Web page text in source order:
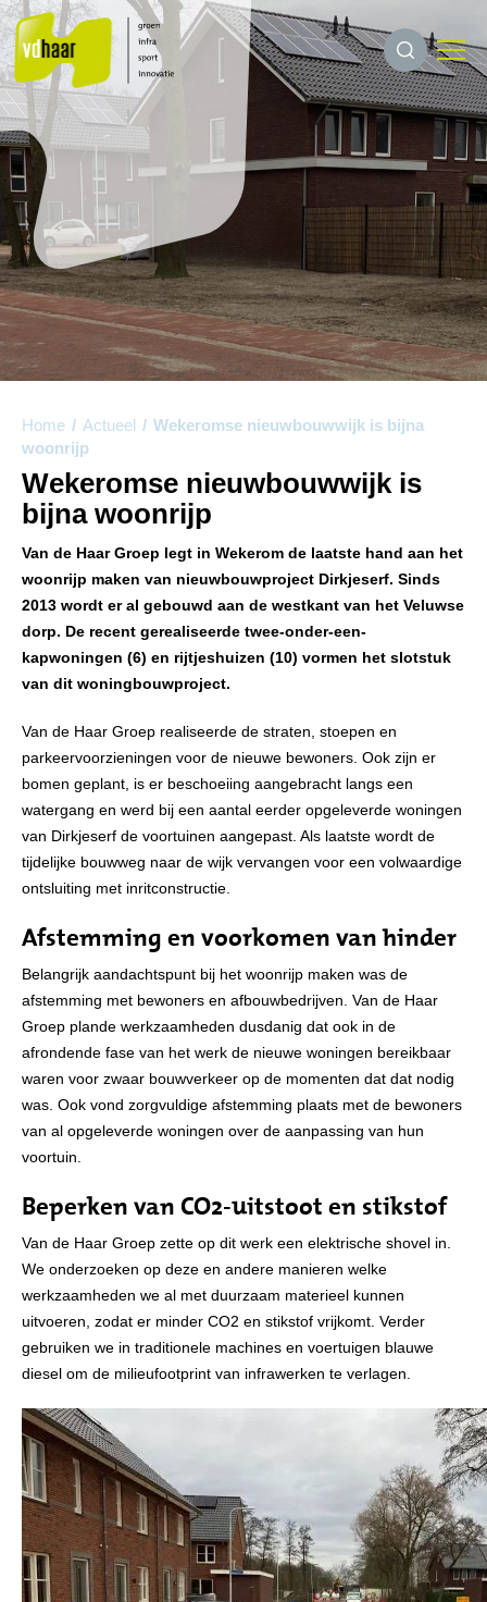
Home / Actueel / Wekeromse nieuwbouwwijk is bijna
woonrijp
Wekeromse nieuwbouwwijk is
bijna woonrijp
Van de Haar Groep legt in Wekerom de laatste hand aan het
woonrijp maken van nieuwbouwproject Dirkjeserf. Sinds
2013 wordt er al gebouwd aan de westkant van het Veluwse
dorp. De recent gerealiseerde twee-onder-een-
kapwoningen (6) en rijtjeshuizen (10) vormen het slotstuk
van dit woningbouwproject.
Van de Haar Groep realiseerde de straten, stoepen en
parkeervoorzieningen voor de nieuwe bewoners. Ook zijn er
bomen geplant, is er beschoeiing aangebracht langs een
watergang en werd bij een aantal eerder opgeleverde woningen
van Dirkjeserf de voortuinen aangepast. Als laatste wordt de
tijdelijke bouwweg naar de wijk vervangen voor een volwaardige
ontsluiting met inritconstructie.
Afstemming en voorkomen van hinder
Belangrijk aandachtspunt bij het woonrijp maken was de
afstemming met bewoners en afbouwbedrijven. Van de Haar
Groep plande werkzaamheden dusdanig dat ook in de
afrondende fase van het werk de nieuwe woningen bereikbaar
waren voor zwaar bouwverkeer op de momenten dat dat nodig
was. Ook vond zorgvuldige afstemming plaats met de bewoners
van al opgeleverde woningen over de aanpassing van hun
voortuin.
Beperken van CO2-uitstooten stikstof
Van de Haar Groep zette op dit werk een elektrische shovel in.
We onderzoeken op deze en andere manieren welke
werkzaamheden we al met duurzaam materieel kunnen
uitvoeren, zodat er minder CO2 en stikstof vrijkomt. Verder
gebruiken we in traditionele machines en voertuigen blauwe
diesel om de milieufootprint van infrawerken te verlagen.